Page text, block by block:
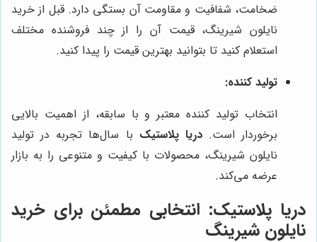
ضخامت، شفافیت و مقاومت آن بستگی دارد. قبل از خرید
نایلون شیرینگ، قیمت آن را از چند فروشنده مختلف
استعلام کنید تا بتوانید بهترین قیمت را پیدا کنید.
تولید کننده:
انتخاب تولید کننده معتبر و با سابقه، از اهمیت بالایی
برخوردار است.دریا پلاستیک با سال‌ها تجربه در تولید
نایلون شیرینگ، محصولات با کیفیت و متنوعی را به بازار
عرضه می‌کند.
دریا پلاستیک: انتخابی مطمئن برای خرید
نایلون شیرینگ